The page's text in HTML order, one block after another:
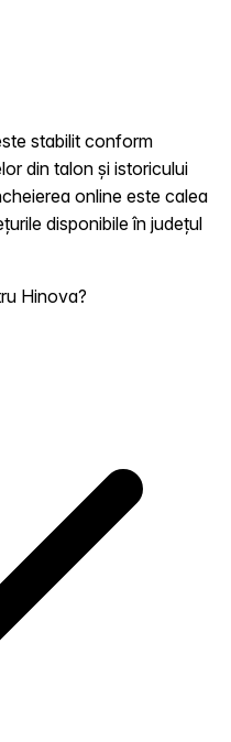
stabilit conform
din talon și istoricului
online este calea
disponibile în județul
Hinova?